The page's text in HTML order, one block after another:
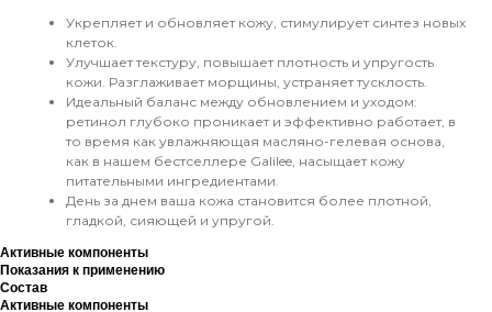
Укрепляет и обновляет кожу, стимулирует синтез новых
клеток.
Улучшает текстуру, повышает плотность и упругость
кожи. Разглаживает морщины, устраняет тусклость.
Идеальный баланс между обновлением и уходом:
ретинол глубоко проникает и эффективно работает, в
то время как увлажняющая масляно-гелевая основа,
как в нашем бестселлере Galilee, насыщает кожу
питательными ингредиентами.
День за днем ваша кожа становится более плотной,
гладкой, сияющей и упругой.
Активные компоненты
Показания к применению
Состав
Активные компоненты